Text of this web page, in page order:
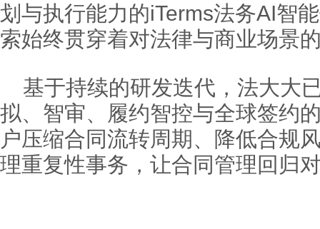
划与执行能力的iTerms法务AI智
索始终贯穿着对法律与商业场景
基于持续的研发迭代，法大大
拟、智审、履约智控与全球签约
户压缩合同流转周期、降低合规
理重复性事务，让合同管理回归